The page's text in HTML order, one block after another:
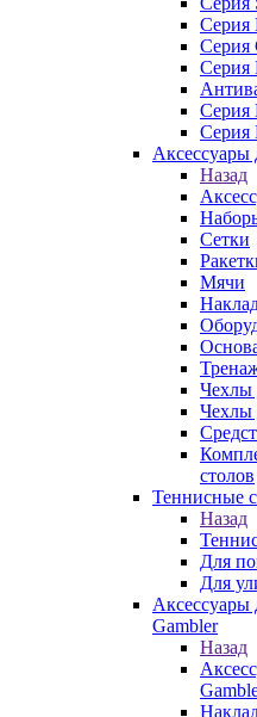
Серия
Серия
Серия
Серия
Серия
Аксессуары
Назад
Сетки
Мячи
Чехлы
Чехлы
столов
Теннисные
Назад
Для
Для
Аксессуары
Gambler
Назад